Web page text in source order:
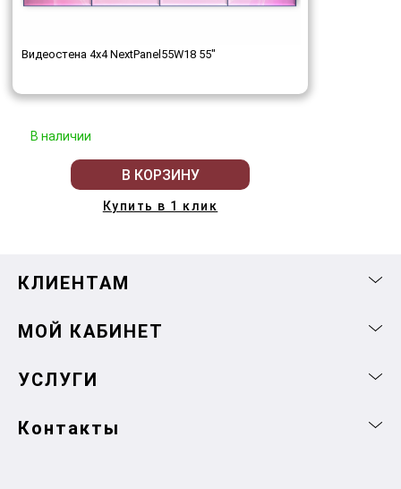
Видеостена 4x4 NextPanel55W18 55"
В наличии
В КОРЗИНУ
Купить в 1 клик
КЛИЕНТАМ
МОЙ КАБИНЕТ
УСЛУГИ
Контакты